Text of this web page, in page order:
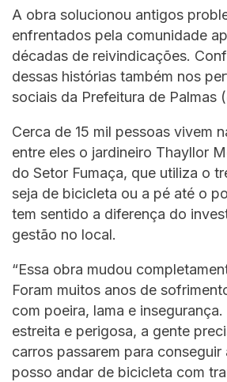
A obra solucionou antigos
enfrentados pela comunidade
décadas de reivindicações.
dessas histórias também nos
sociais da Prefeitura de Palmas
Cerca de 15 mil pessoas vivem
entre eles o jardineiro Thayllor
do Setor Fumaça, que utiliza o
seja de bicicleta ou a pé até o
tem sentido a diferença do
gestão no local.
“Essa obra mudou
Foram muitos anos de
com poeira, lama e
estreita e perigosa, a gente
carros passarem para conseguir
posso andar de bicicleta com